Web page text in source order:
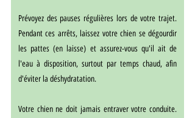
Prévoyez des pauses régulières lors de votre trajet.
Pendant ces arrêts, laissez votre chien se dégourdir
les pattes (en laisse) et assurez-vous qu'il ait de
l'eau à disposition, surtout par temps chaud, afin
d'éviter la déshydratation.
Votre chien ne doit jamais entraver votre conduite.